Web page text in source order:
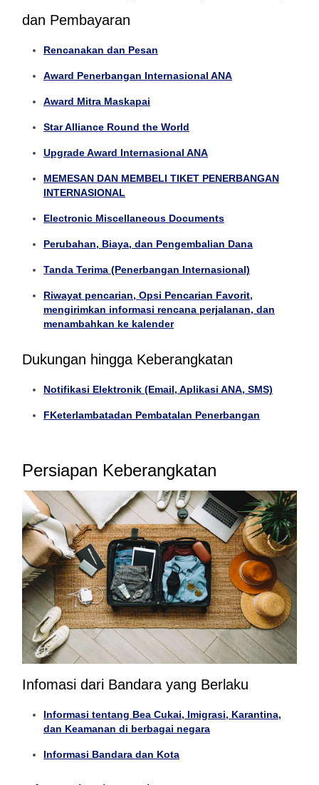
dan Pembayaran
Rencanakan dan Pesan
Award Penerbangan Internasional ANA
Award Mitra Maskapai
Star Alliance Round the World
Upgrade Award Internasional ANA
MEMESAN DAN MEMBELI TIKET PENERBANGAN
INTERNASIONAL
Electronic Miscellaneous Documents
Perubahan, Biaya, dan Pengembalian Dana
Tanda Terima (Penerbangan Internasional)
Riwayat pencarian, Opsi Pencarian Favorit,
mengirimkan informasi rencana perjalanan, dan
menambahkan ke kalender
Dukungan hingga Keberangkatan
Notifikasi Elektronik (Email, Aplikasi ANA, SMS)
FKeterlambatadan Pembatalan Penerbangan
Persiapan Keberangkatan
Infomasi dari Bandara yang Berlaku
Informasi tentang Bea Cukai, Imigrasi, Karantina,
dan Keamanan di berbagai negara
Informasi Bandara dan Kota